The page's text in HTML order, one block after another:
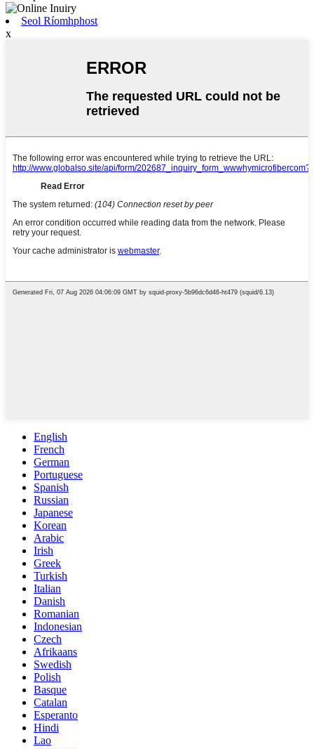
Seol Ríomhphost
x
English
French
German
Portuguese
Spanish
Russian
Japanese
Korean
Arabic
Irish
Greek
Turkish
Italian
Danish
Romanian
Indonesian
Czech
Afrikaans
Swedish
Polish
Basque
Catalan
Esperanto
Hindi
Lao